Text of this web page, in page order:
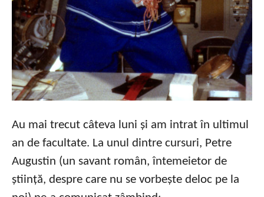
Au mai trecut câteva luni și am intrat în ultimul
an de facultate. La unul dintre cursuri, Petre
Augustin (un savant român, întemeietor de
știință, despre care nu se vorbește deloc pe la